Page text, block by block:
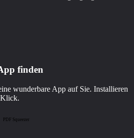
finden
wunderbare App auf Sie. Installieren
Klick.
PDF Squeezer